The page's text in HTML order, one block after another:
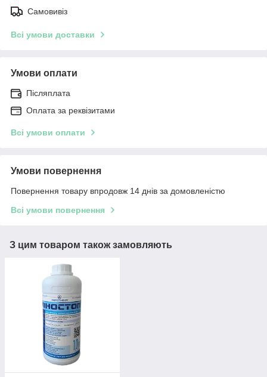
Самовивіз
Всі умови доставки
Умови оплати
Післяплата
Оплата за реквізитами
Всі умови оплати
Умови повернення
Повернення товару впродовж 14 днів за домовленістю
Всі умови повернення
З цим товаром також замовляють